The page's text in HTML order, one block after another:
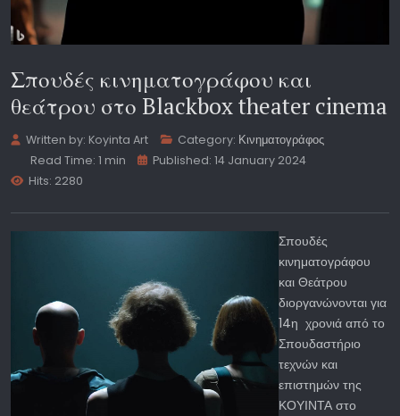
Σπουδές κινηματογράφου και
θεάτρου στο Blackbox theater cinema
Written by: Koyinta Art Category: Κινηματογράφος
Read Time: 1 min
Published: 14 January 2024
Hits: 2280
Σπουδές
κινηματογράφου
και Θεάτρου
διοργανώνονται για
14η χρονιά από το
Σπουδαστήριο
τεχνών και
επιστημών της
ΚΟΥΙΝΤΑ στο